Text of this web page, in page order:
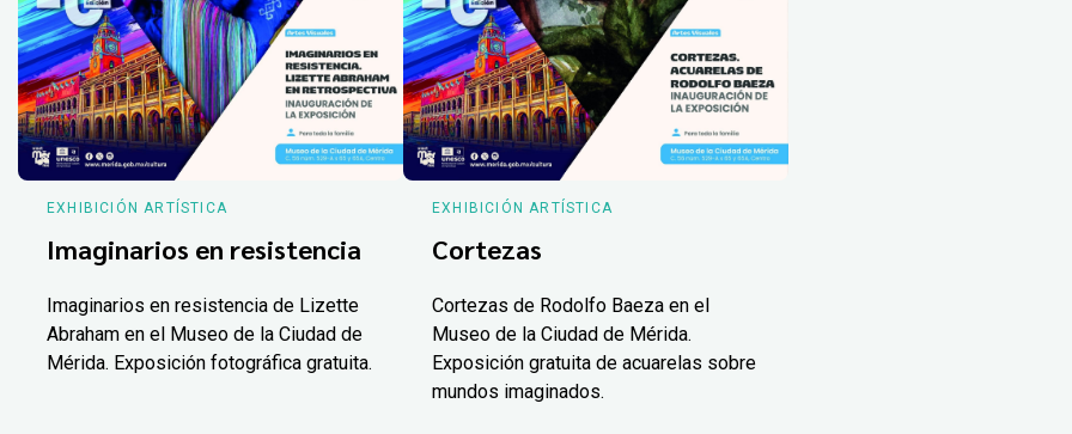
EXHIBICIÓN ARTÍSTICA
Imaginarios en resistencia
Imaginarios en resistencia de Lizette
Abraham en el Museo de la Ciudad de
Mérida. Exposición fotográfica gratuita.
EXHIBICIÓN ARTÍSTICA
Cortezas
Cortezas de Rodolfo Baeza en el
Museo de la Ciudad de Mérida.
Exposición gratuita de acuarelas sobre
mundos imaginados.